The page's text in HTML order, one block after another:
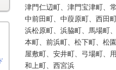
津門仁辺町、津門宝津町、
中前田町、中葭原町、西田
浜松原町、浜脇町、馬場町
本町、前浜町、松下町、松
屋敷町、安井町、弓場町、
和上町、西宮浜